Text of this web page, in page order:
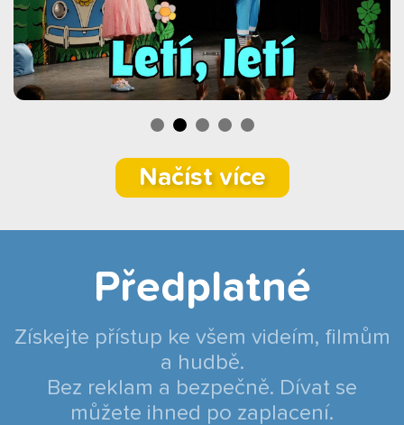
Načíst více
Předplatné
Získejte přístup ke všem videím, filmům
a hudbě.
Bez reklam a bezpečně. Dívat se
můžete ihned po zaplacení.